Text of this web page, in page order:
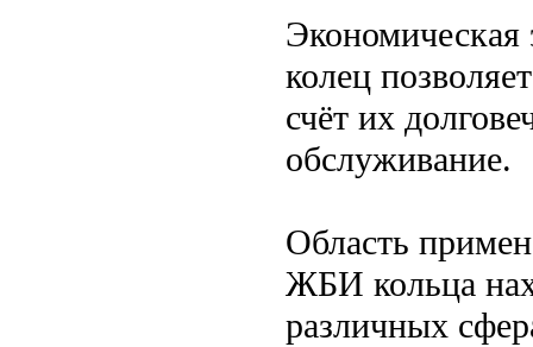
колец
счёт их
обслуживание.
Область
ЖБИ кольца
различных